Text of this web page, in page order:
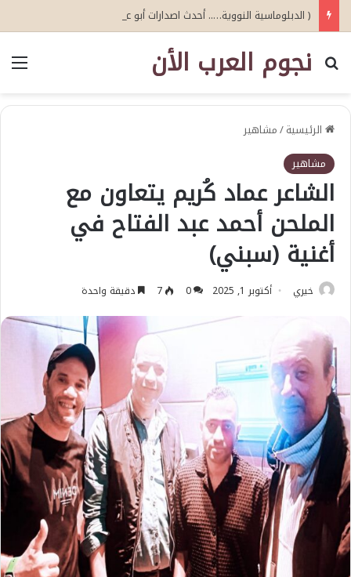
( الدبلوماسية النووية….. أحدث اصدارات أبو عيطة )
نجوم العرب الأن
بحث عن
الرئيسية/مشاهير
مشاهير
الشاعر عماد كُريم يتعاون مع
الملحن أحمد عبد الفتاح في
أغنية (سبني)
خيري أكتوبر 1, 2025 0
7 دقيقة واحدة